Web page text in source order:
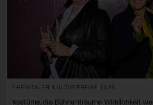
RHEINTALER KULTURPREISE 2025
Kostüme, die Bühnenträume Wirklichkeit